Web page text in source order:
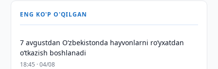
ENG KO'P O'QILGAN
7 avgustdan O‘zbekistonda hayvonlarni ro‘yxatdan
o‘tkazish boshlanadi
18:45 · 04/08